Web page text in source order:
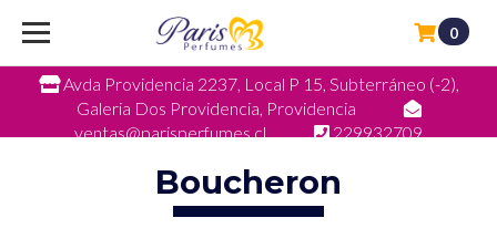
Avda Providencia 2237, Local P 15, Subterráneo (-2),
Galeria Dos Providencia, Providencia
ventas@parisperfumes.cl
229932709
0
Boucheron